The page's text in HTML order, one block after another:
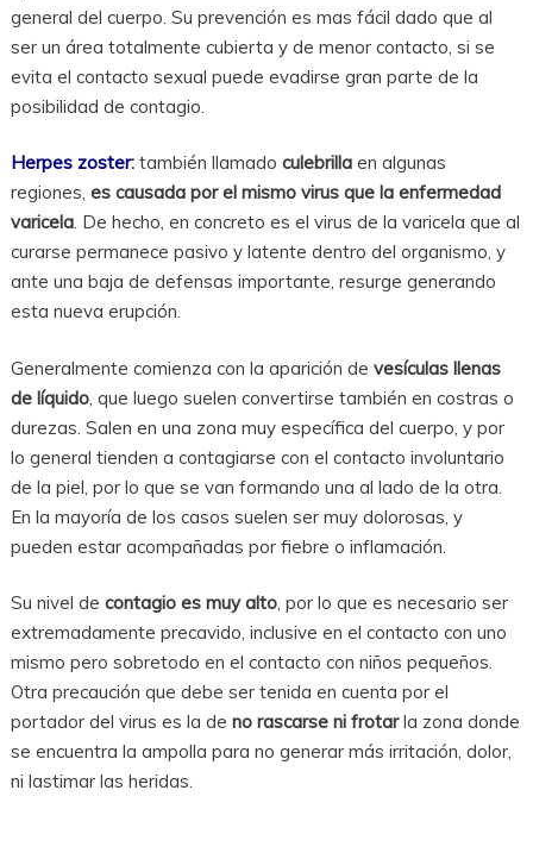
general del cuerpo. Su prevención es mas fácil dado que al
ser un área totalmente cubierta y de menor contacto, si se
evita el contacto sexual puede evadirse gran parte de la
posibilidad de contagio.
Herpes zoster:también llamado culebrillaen algunas
regiones, es causada por el mismo virus que la enfermedad
varicela. De hecho, en concreto es el virus de la varicela que al
curarse permanece pasivo y latente dentro del organismo, y
ante una baja de defensas importante, resurge generando
esta nueva erupción.
Generalmente comienza con la aparición de vesículas llenas
de líquido, que luego suelen convertirse también en costras o
durezas. Salen en una zona muy específica del cuerpo, y por
lo general tienden a contagiarse con el contacto involuntario
de la piel, por lo que se van formando una al lado de la otra.
En la mayoría de los casos suelen ser muy dolorosas, y
pueden estar acompañadas por fiebre o inflamación.
Su nivel de contagio es muy alto, por lo que es necesario ser
extremadamente precavido, inclusive en el contacto con uno
mismo pero sobretodo en el contacto con niños pequeños.
Otra precaución que debe ser tenida en cuenta por el
portador del virus es la de no rascarse ni frotarla zona donde
se encuentra la ampolla para no generar más irritación, dolor,
ni lastimar las heridas.